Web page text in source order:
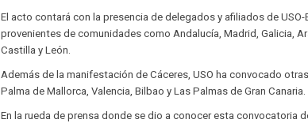
El acto contará con la presencia de delegados y afiliados de
provenientes de comunidades como Andalucía, Madrid, Galicia,
Castilla y León.
Además de la manifestación de Cáceres, USO ha convocado
Palma de Mallorca, Valencia, Bilbao y Las Palmas de Gran Canaria.
En la rueda de prensa donde se dio a conocer esta convocatoria